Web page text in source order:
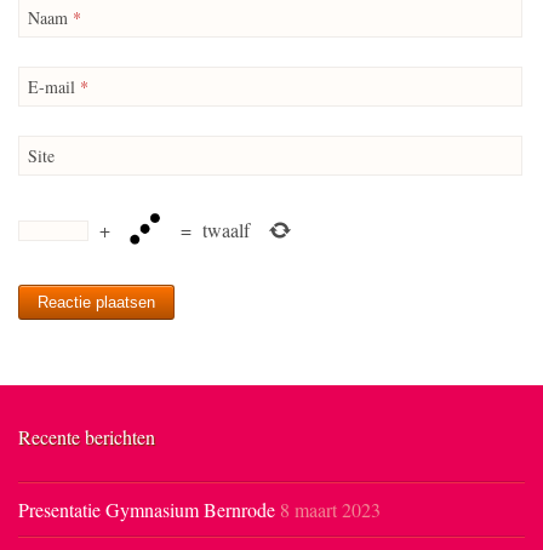
Naam *
E-mail *
Site
+ = twaalf
Recente berichten
Presentatie Gymnasium Bernrode 8 maart 2023